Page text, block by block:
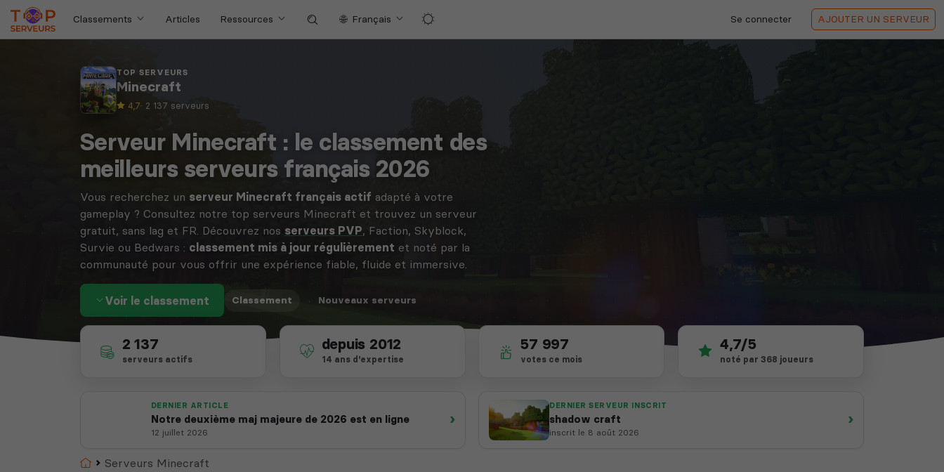
Classements Articles Ressources Français Se connecter AJOUTER UN SERVEUR
TOP SERVEURS
Minecraft
4,7· 2 137 serveurs
Serveur Minecraft : le classement des
meilleurs serveurs français 2026
Vous recherchez un serveur Minecraft français actif adapté à votre
gameplay ? Consultez notre top serveurs Minecraft et trouvez un serveur
gratuit, sans lag et FR. Découvrez nos serveurs PVP, Faction, Skyblock,
Survie ou Bedwars : classement mis à jour régulièrement et noté par la
communauté pour vous offrir une expérience fiable, fluide et immersive.
Voir le classement Classement · Nouveaux serveurs
2 137
serveurs actifs
depuis 2012
14 ans d'expertise
57 997
votes ce mois
4,7/5
noté par 368 joueurs
DERNIER ARTICLE
Notre deuxième maj majeure de 2026 est en ligne
12 juillet 2026
›
DERNIER SERVEUR INSCRIT
shadow craft
inscrit le 8 août 2026
›
Accueil
Serveurs Minecraft